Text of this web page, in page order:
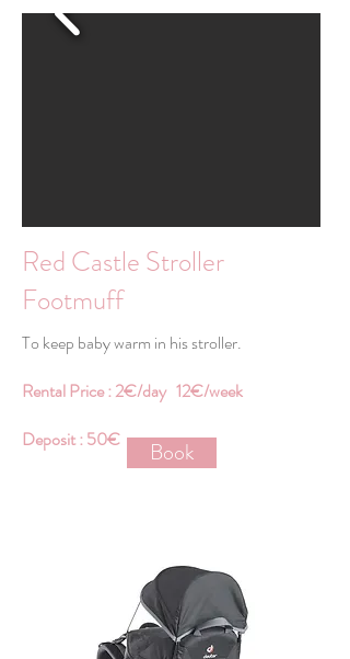
Red Castle Stroller
Footmuff
To keep baby warm in his stroller.
Rental Price : 2€/day 12€/week
Deposit : 50€
Book